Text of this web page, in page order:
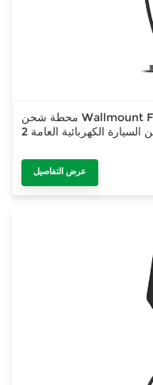
محطة شحن Wallmount Floormount 11kW AC EV CE Type-
عرض التفاصيل